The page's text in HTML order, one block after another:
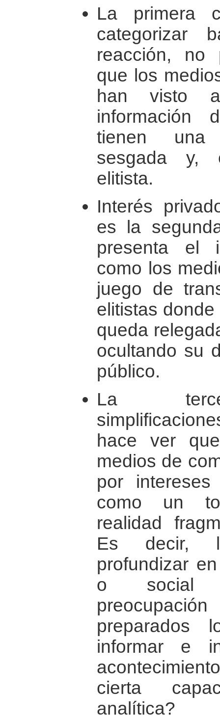
La primera
categorizar
reacción, no
que los
han visto
información
tienen una
sesgada y,
elitista.
Interés
es la
presenta el
como los
juego de
elitistas
queda
ocultando su
público.
La
hace ver
medios de
por intereses
como un
realidad
Es decir,
profundizar
o social
preparados
informar e
cierta
analítica?